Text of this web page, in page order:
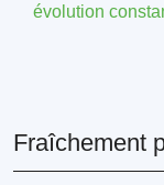
évolution
Fraîchement